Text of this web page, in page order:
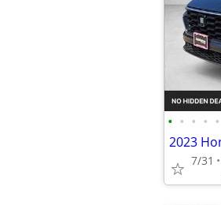
• • • • •
2023
7/31